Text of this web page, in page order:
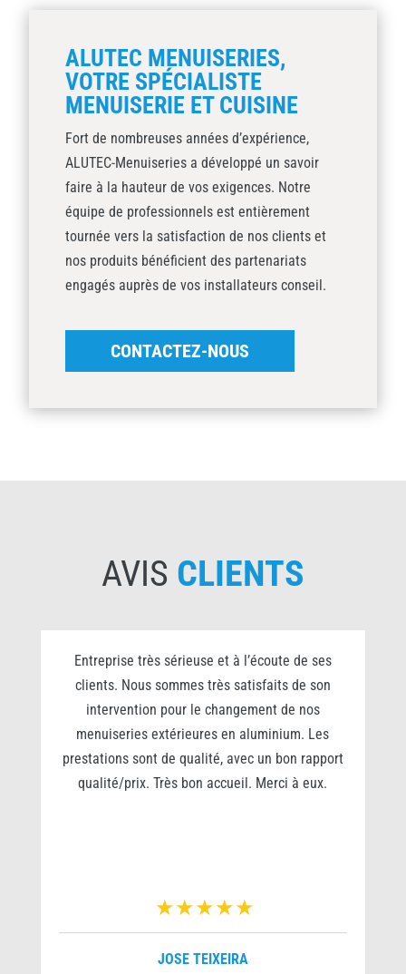
ALUTEC MENUISERIES,
VOTRE SPÉCIALISTE
MENUISERIE ET CUISINE
Fort de nombreuses années d’expérience,
ALUTEC-Menuiseries a développé un savoir
faire à la hauteur de vos exigences. Notre
équipe de professionnels est entièrement
tournée vers la satisfaction de nos clients et
nos produits bénéficient des partenariats
engagés auprès de vos installateurs conseil.
CONTACTEZ-NOUS
AVIS CLIENTS
Entreprise très sérieuse et à l’écoute de ses
clients. Nous sommes très satisfaits de son
intervention pour le changement de nos
menuiseries extérieures en aluminium. Les
prestations sont de qualité, avec un bon rapport
qualité/prix. Très bon accueil. Merci à eux.
JOSE TEIXEIRA